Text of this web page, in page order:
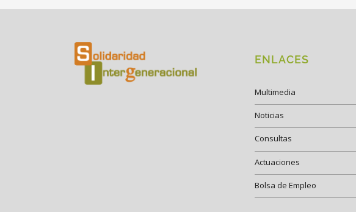
ENLACES
Multimedia
Noticias
Consultas
Actuaciones
Bolsa de Empleo